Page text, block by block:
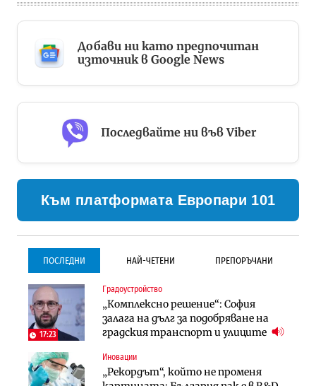
Добави ни като предпочитан
източник в Google News
Последвайте ни във Viber
Към платформата Европари 101
ПОСЛЕДНИ НАЙ-ЧЕТЕНИ ПРЕПОРЪЧАНИ
17:23
Градоустройство
„Комплексно решение“: София
залага на дълг за подобряване на
градския транспорт и улиците
Иновации
„Рекордът“, който не променя
Градоустройство
Столична община избра
изпълнител за преместването на
трамвайното трасе по бул.
Инфраструктура
Инфраструктура
Проектирането на тунела под
Петрохан ще върви паралелно с
екологичните оценки
Компании
„Хювефарма“ подписа договор за